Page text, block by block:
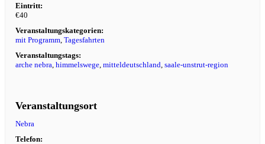
Eintritt:
€40
Veranstaltungskategorien:
mit Programm ,Tagesfahrten
Veranstaltungstags:
arche nebra ,himmelswege ,mitteldeutschland ,saale-unstrut-region
Veranstaltungsort
Nebra
Telefon: